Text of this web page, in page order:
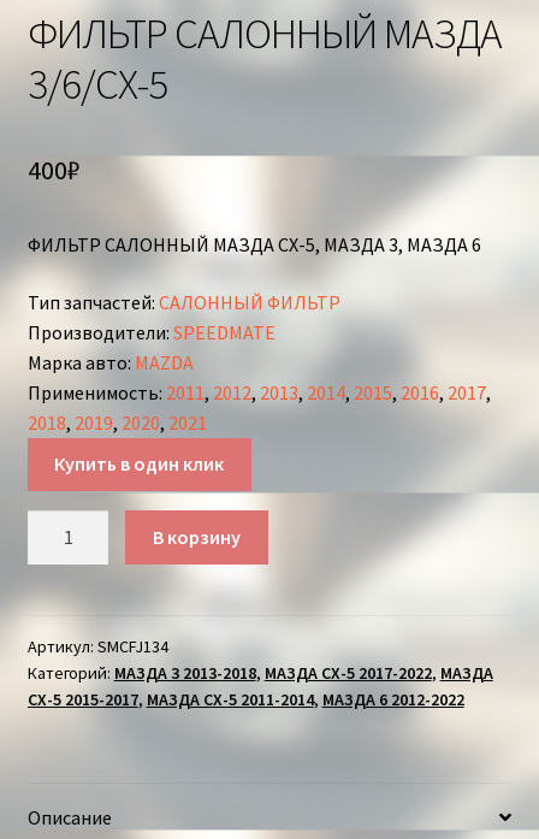
ФИЛЬТР САЛОННЫЙ МАЗДА
3/6/СХ-5
400₽
ФИЛЬТР САЛОННЫЙ МАЗДА СХ-5, МАЗДА 3, МАЗДА 6
Тип запчастей: САЛОННЫЙ ФИЛЬТР
Производители: SPEEDMATE
Марка авто: MAZDA
Применимость: 2011, 2012, 2013, 2014, 2015, 2016, 2017,
2018, 2019, 2020, 2021
Купить в один клик
САЛОННЫЙ
МАЗДА
3/6/
СХ-5
В корзину
Артикул: SMCFJ134
Категорий: МАЗДА 3 2013-2018, МАЗДА СХ-5 2017-2022, МАЗДА
СХ-5 2015-2017, МАЗДА СХ-5 2011-2014, МАЗДА 6 2012-2022
Описание